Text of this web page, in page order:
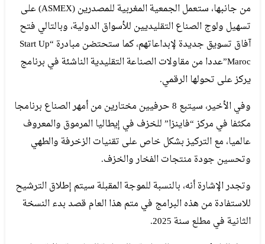
من جانبها، ستعمل الجمعية المغربية للمصدرين (ASMEX) على
تسهيل ولوج الصناع التقليديين للأسواق الدولية، وبالتالي فتح
آفاق تسويق جديدة لإبداعاتهم، كما ستحتضن مبادرة “Start Up
Maroc”عددا من مقاولات الصناعة التقليدية الناشئة في برنامج
يركز على تحولها الرقمي.
وفي الأخير، سيتبع 8 حرفيين مختارين من أمهر الصناع برنامجا
مكثفا في مركز “فاينزا” للخزف في إيطاليا المرموق والمعروف
عالميا، مع التركيز بشكل خاص على تقنيات الزخرفة والطهي
وتحسين جودة منتجات الفخار والخزف.
وتجدر الإشارة أنه، بالنسبة للموجة المقبلة سيتم إطلاق الترشيح
للاستفادة من هذه البرامج في متم هذا العام قصد بدء النسخة
الثانية في مطلع سنة 2025.